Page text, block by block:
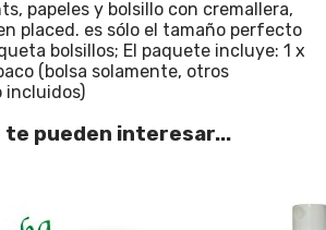
papeles y bolsillo con cremallera,
placed. es sólo el tamaño perfecto
bolsillos; El paquete incluye: 1 x
(bolsa solamente, otros
incluidos)
pueden interesar...